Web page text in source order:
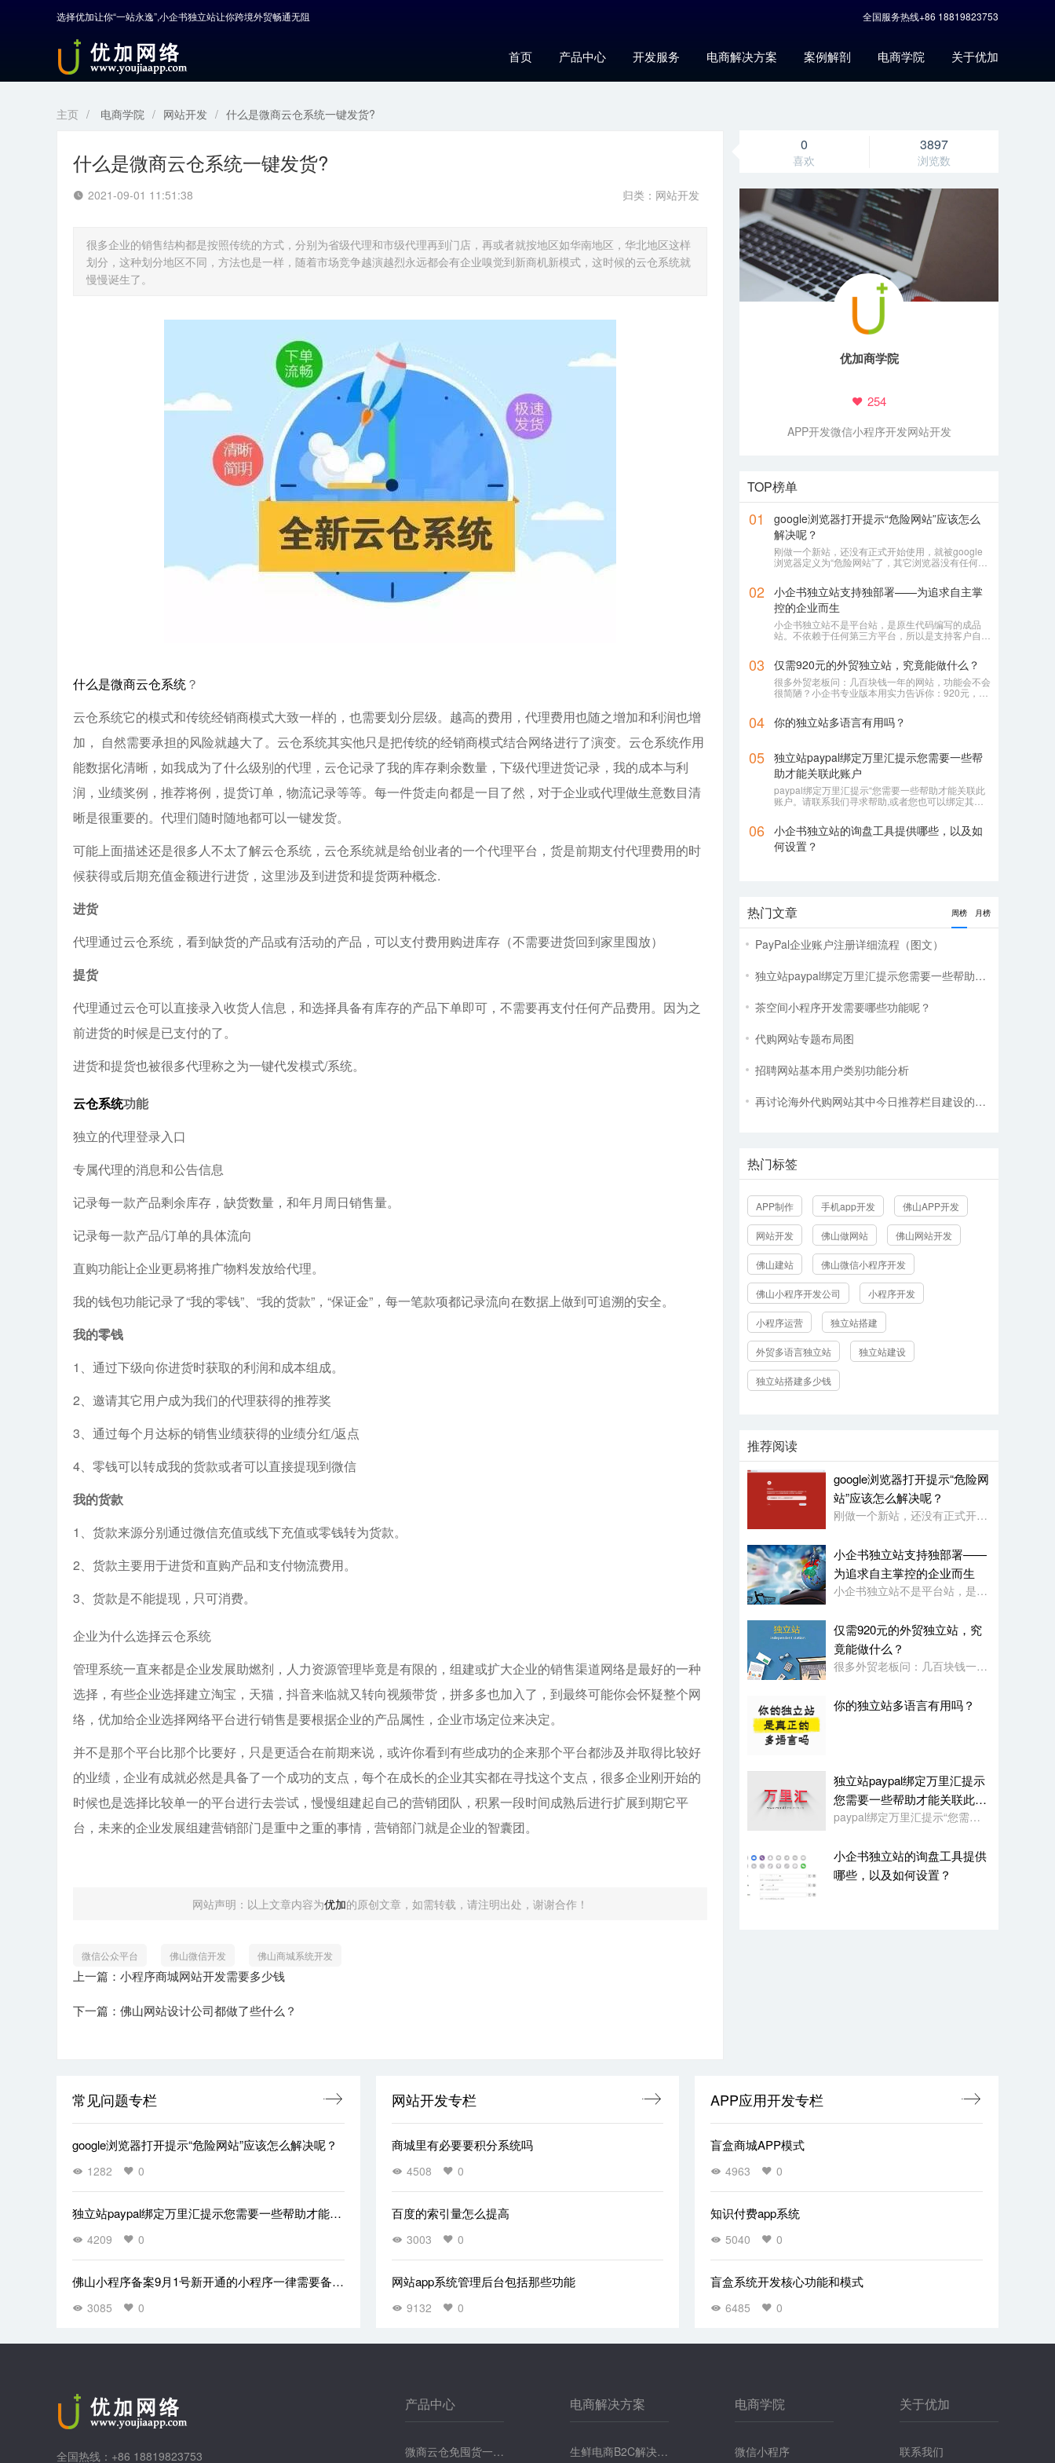
选择优加让你“一站永逸”,小企书独立站让你跨境外贸畅通无阻 全国服务热线+86 18819823753
首页 产品中心 开发服务 电商解决方案 案例解剖 电商学院 关于优加
首页
产品中心
主页 / 电商学院 / 网站开发 / 什么是微商云仓系统一键发货?
什么是微商云仓系统一键发货?
2021-09-01 11:51:38 归类： 网站开发
很多企业的销售结构都是按照传统的方式，分别为省级代理和市级代理再到门店，再或者就按地区如华南地区，华北地区这样
划分，这种划分地区不同，方法也是一样，随着市场竞争越演越烈永远都会有企业嗅觉到新商机新模式，这时候的云仓系统就
慢慢诞生了。
什么是微商云仓系统？
云仓系统它的模式和传统经销商模式大致一样的，也需要划分层级。越高的费用，代理费用也随之增加和利润也增
加， 自然需要承担的风险就越大了。云仓系统其实他只是把传统的经销商模式结合网络进行了演变。云仓系统作用
能数据化清晰，如我成为了什么级别的代理，云仓记录了我的库存剩余数量，下级代理进货记录，我的成本与利
润，业绩奖例，推荐将例，提货订单，物流记录等等。每一件货走向都是一目了然，对于企业或代理做生意数目清
晰是很重要的。代理们随时随地都可以一键发货。
可能上面描述还是很多人不太了解云仓系统，云仓系统就是给创业者的一个代理平台，货是前期支付代理费用的时
候获得或后期充值金额进行进货，这里涉及到进货和提货两种概念.
进货
代理通过云仓系统，看到缺货的产品或有活动的产品，可以支付费用购进库存（不需要进货回到家里囤放）
提货
代理通过云仓可以直接录入收货人信息，和选择具备有库存的产品下单即可，不需要再支付任何产品费用。因为之
前进货的时候是已支付的了。
进货和提货也被很多代理称之为一键代发模式/系统。
云仓系统功能
独立的代理登录入口
专属代理的消息和公告信息
记录每一款产品剩余库存，缺货数量，和年月周日销售量。
记录每一款产品/订单的具体流向
直购功能让企业更易将推广物料发放给代理。
我的钱包功能记录了“我的零钱”、“我的货款”，“保证金”，每一笔款项都记录流向在数据上做到可追溯的安全。
我的零钱
1、通过下级向你进货时获取的利润和成本组成。
2、邀请其它用户成为我们的代理获得的推荐奖
3、通过每个月达标的销售业绩获得的业绩分红/返点
4、零钱可以转成我的货款或者可以直接提现到微信
我的货款
1、货款来源分别通过微信充值或线下充值或零钱转为货款。
2、货款主要用于进货和直购产品和支付物流费用。
3、货款是不能提现，只可消费。
企业为什么选择云仓系统
管理系统一直来都是企业发展助燃剂，人力资源管理毕竟是有限的，组建或扩大企业的销售渠道网络是最好的一种
选择，有些企业选择建立淘宝，天猫，抖音来临就又转向视频带货，拼多多也加入了，到最终可能你会怀疑整个网
络，优加给企业选择网络平台进行销售是要根据企业的产品属性，企业市场定位来决定。
并不是那个平台比那个比要好，只是更适合在前期来说，或许你看到有些成功的企来那个平台都涉及并取得比较好
的业绩，企业有成就必然是具备了一个成功的支点，每个在成长的企业其实都在寻找这个支点，很多企业刚开始的
时候也是选择比较单一的平台进行去尝试，慢慢组建起自己的营销团队，积累一段时间成熟后进行扩展到期它平
台，未来的企业发展组建营销部门是重中之重的事情，营销部门就是企业的智囊团。
网站声明：以上文章内容为优加的原创文章，如需转载，请注明出处，谢谢合作！
微信公众平台 佛山微信开发 佛山商城系统开发
上一篇：小程序商城网站开发需要多少钱
下一篇：佛山网站设计公司都做了些什么？
0
喜欢
3897
浏览数
优加商学院
254
APP开发微信小程序开发网站开发
TOP榜单
01
google浏览器打开提示“危险网站”应该怎么
解决呢？
刚做一个新站，还没有正式开始使用，就被google
浏览器定义为“危险网站”了，其它浏览器没有任何提
02 小企书独立站支持独部署——为追求自主掌
控的企业而生
小企书独立站不是平台站，是原生代码编写的成品
站。不依赖于任何第三方平台，所以是支持客户自行
03 仅需920元的外贸独立站，究竟能做什么？
很多外贸老板问：几百块钱一年的网站，功能会不会
很简陋？小企书专业版本用实力告诉你：920元，足
04 你的独立站多语言有用吗？
05 独立站paypal绑定万里汇提示您需要一些帮
助才能关联此账户
paypal绑定万里汇提示“您需要一些帮助才能关联此
账户。请联系我们寻求帮助,或者您也可以绑定其它
06 小企书独立站的询盘工具提供哪些，以及如
何设置？
热门文章 周榜 月榜
PayPal企业账户注册详细流程（图文）
独立站paypal绑定万里汇提示您需要一些帮助才能关联此账户
茶空间小程序开发需要哪些功能呢？
代购网站专题布局图
招聘网站基本用户类别功能分析
再讨论海外代购网站其中今日推荐栏目建设的意见和建议
热门标签
APP制作 手机app开发 佛山APP开发
网站开发 佛山做网站 佛山网站开发
佛山建站 佛山微信小程序开发
佛山小程序开发公司 小程序开发
小程序运营 独立站搭建
外贸多语言独立站 独立站建设
独立站搭建多少钱
推荐阅读
google浏览器打开提示“危险网
站”应该怎么解决呢？
刚做一个新站，还没有正式开始使用，就被google浏览器定义为“危险网站”了，其它浏览器没有任何提示或影响
小企书独立站支持独部署——
为追求自主掌控的企业而生
小企书独立站不是平台站，是原生代码编写的成品站。不依赖于任何第三方平台，所以是支持客户自行购买服务器，并把网站搭建在自己的服务器上使用！
仅需920元的外贸独立站，究
竟能做什么？
很多外贸老板问：几百块钱一年的网站，功能会不会很简陋？小企书专业版本用实力告诉你：920元，足够打造一个专业级的外贸展示站。
你的独立站多语言有用吗？
独立站paypal绑定万里汇提示
您需要一些帮助才能关联此账
户
paypal绑定万里汇提示“您需要一些帮助才能关联此账户。请联系我们寻求帮助,或者您也可以绑定其它账户”
小企书独立站的询盘工具提供
哪些，以及如何设置？
常见问题专栏
google浏览器打开提示“危险网站”应该怎么解决呢？
1282 0
独立站paypal绑定万里汇提示您需要一些帮助才能关
4209 0
佛山小程序备案9月1号新开通的小程序一律需要备案
3085 0
网站开发专栏
商城里有必要要积分系统吗
4508 0
百度的索引量怎么提高
3003 0
网站app系统管理后台包括那些功能
9132 0
APP应用开发专栏
盲盒商城APP模式
4963 0
知识付费app系统
5040 0
盲盒系统开发核心功能和模式
6485 0
全国热线：+86 18819823753
产品中心
微商云仓免囤货一键
电商解决方案
生鲜电商B2C解决方
电商学院
微信小程序
关于优加
联系我们
姓名
咨询内容